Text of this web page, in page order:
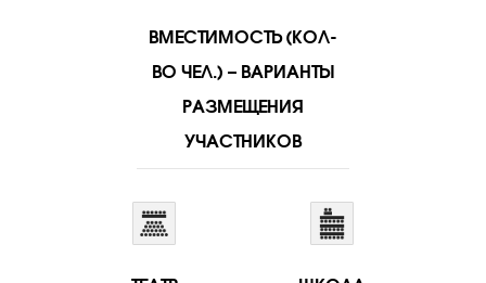
ВМЕСТИМОСТЬ (КОЛ-
ВО ЧЕЛ.) – ВАРИАНТЫ
РАЗМЕЩЕНИЯ
УЧАСТНИКОВ